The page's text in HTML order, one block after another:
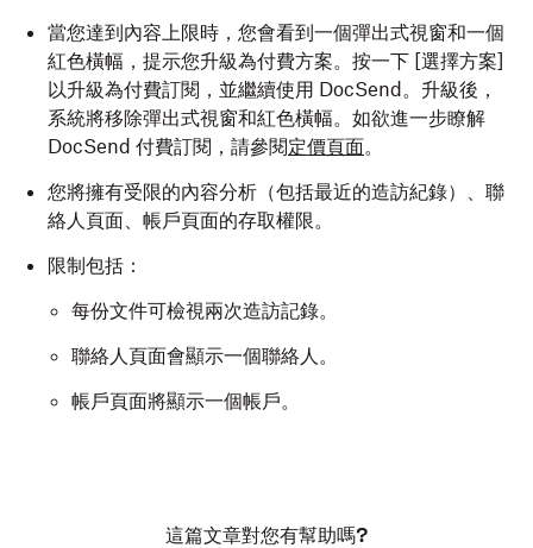
當您達到內容上限時，您會看到一個彈出式視窗和一個
紅色橫幅，提示您升級為付費方案。按一下 [選擇方案]
以升級為付費訂閱，並繼續使用 DocSend。升級後，
系統將移除彈出式視窗和紅色橫幅。如欲進一步瞭解
DocSend 付費訂閱，請參閱定價頁面。
您將擁有受限的內容分析（包括最近的造訪紀錄）、聯
絡人頁面、帳戶頁面的存取權限。
限制包括：
每份文件可檢視兩次造訪記錄。
聯絡人頁面會顯示一個聯絡人。
帳戶頁面將顯示一個帳戶。
這篇文章對您有幫助嗎?